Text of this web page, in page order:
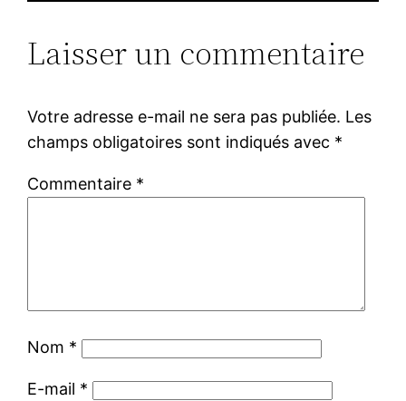
Laisser un commentaire
Votre adresse e-mail ne sera pas publiée. Les
champs obligatoires sont indiqués avec *
Commentaire *
Nom *
E-mail *